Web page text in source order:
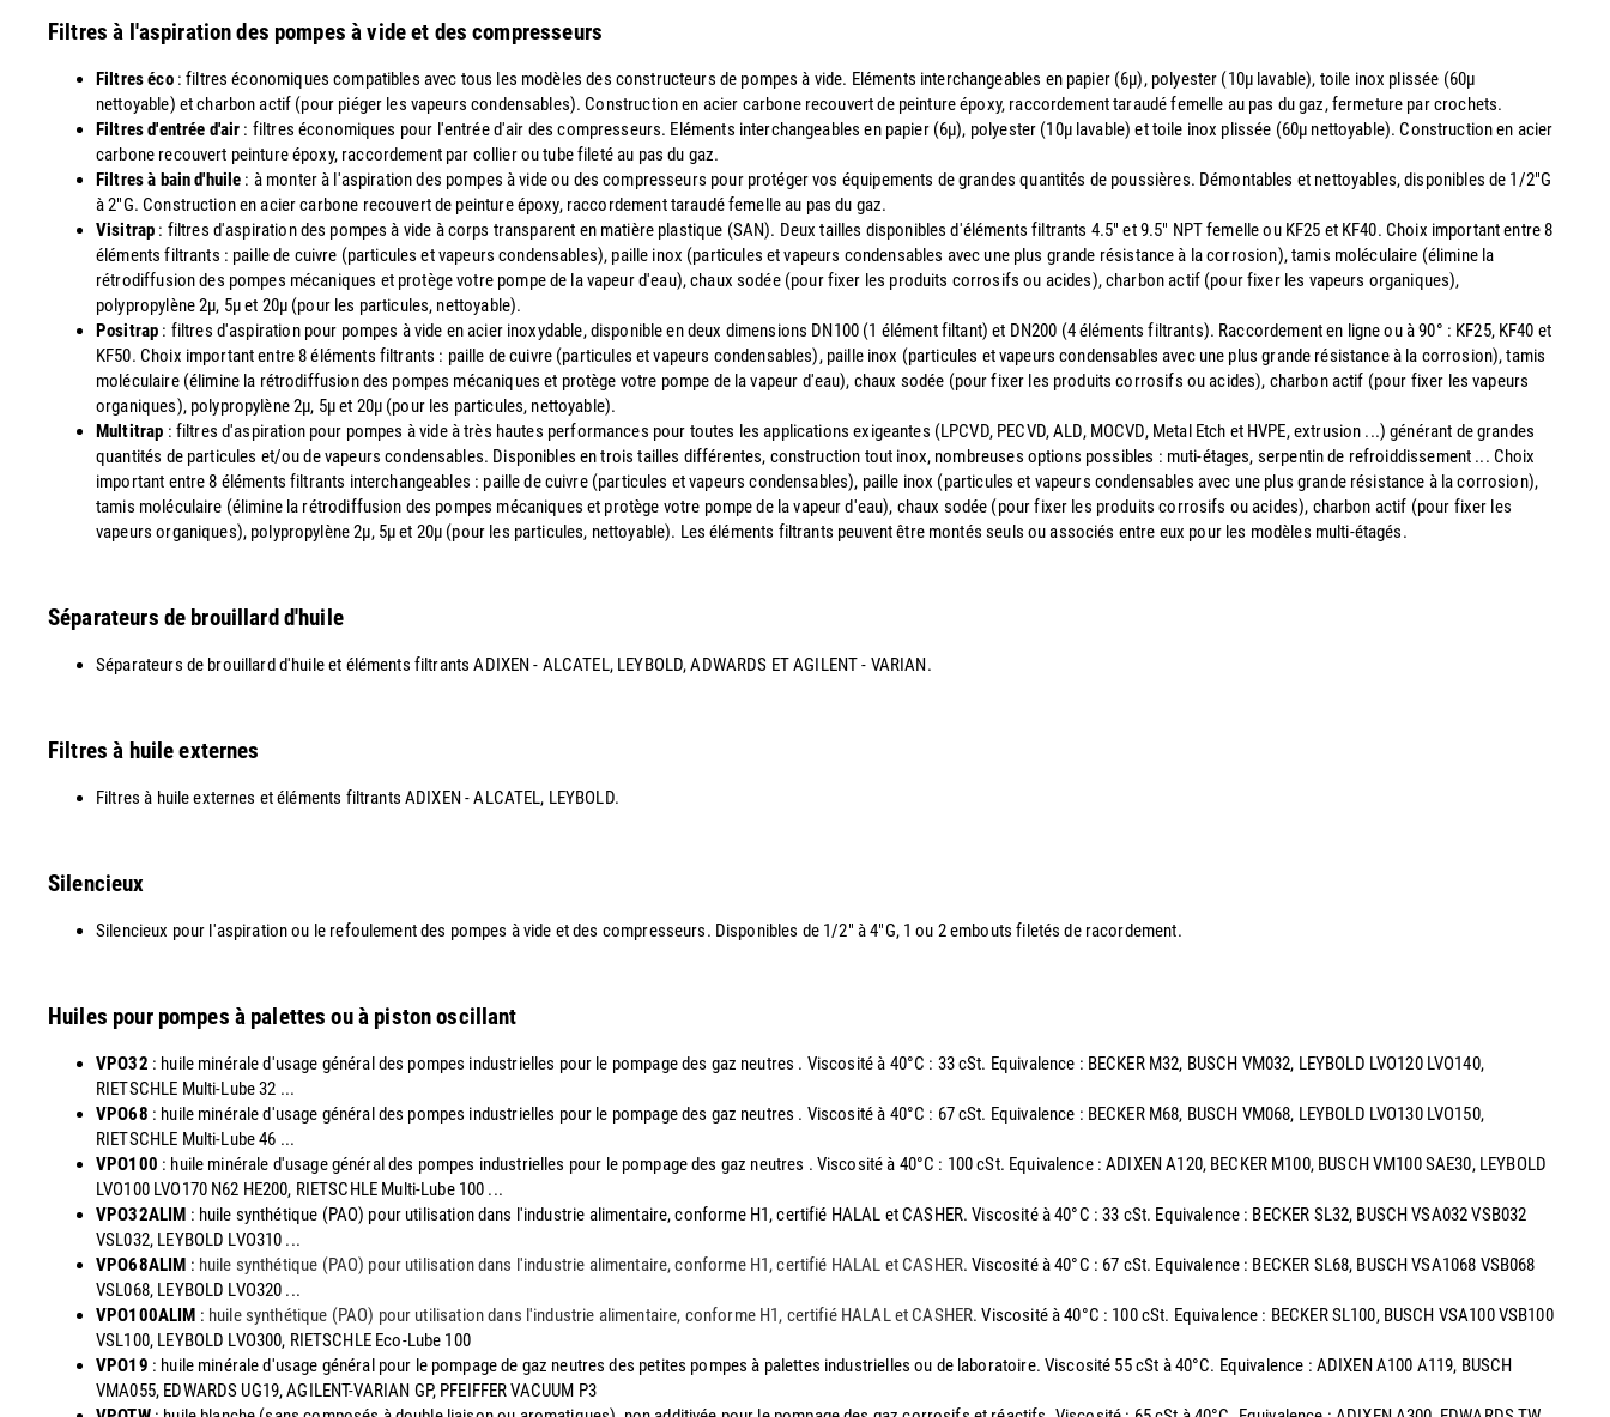
Filtres à l'aspiration des pompes à vide et des compresseurs
Filtres éco: filtres économiques compatibles avec tous les modèles des constructeurs de pompes à vide. Eléments interchangeables en papier (6µ), polyester (10µ lavable), toile inox plissée (60µ
nettoyable) et charbon actif (pour piéger les vapeurs condensables). Construction en acier carbone recouvert de peinture époxy, raccordement taraudé femelle au pas du gaz, fermeture par crochets.
Filtres d'entrée d'air : filtres économiques pour l'entrée d'air des compresseurs. Eléments interchangeables en papier (6µ), polyester (10µ lavable) et toile inox plissée (60µ nettoyable). Construction en acier
carbone recouvert peinture époxy, raccordement par collier ou tube fileté au pas du gaz.
Filtres à bain d'huile : à monter à l'aspiration des pompes à vide ou des compresseurs pour protéger vos équipements de grandes quantités de poussières. Démontables et nettoyables, disponibles de 1/2"G
à 2"G. Construction en acier carbone recouvert de peinture époxy, raccordement taraudé femelle au pas du gaz.
Visitrap : filtres d'aspiration des pompes à vide à corps transparent en matière plastique (SAN). Deux tailles disponibles d'éléments filtrants 4.5" et 9.5" NPT femelle ou KF25 et KF40. Choix important entre 8
éléments filtrants : paille de cuivre (particules et vapeurs condensables), paille inox (particules et vapeurs condensables avec une plus grande résistance à la corrosion), tamis moléculaire (élimine la
rétrodiffusion des pompes mécaniques et protège votre pompe de la vapeur d'eau), chaux sodée (pour fixer les produits corrosifs ou acides), charbon actif (pour fixer les vapeurs organiques),
polypropylène 2µ, 5µ et 20µ (pour les particules, nettoyable).
Positrap : filtres d'aspiration pour pompes à vide en acier inoxydable, disponible en deux dimensions DN100 (1 élément filtant) et DN200 (4 éléments filtrants). Raccordement en ligne ou à 90° : KF25, KF40 et
KF50. Choix important entre 8 éléments filtrants : paille de cuivre (particules et vapeurs condensables), paille inox (particules et vapeurs condensables avec une plus grande résistance à la corrosion), tamis
moléculaire (élimine la rétrodiffusion des pompes mécaniques et protège votre pompe de la vapeur d'eau), chaux sodée (pour fixer les produits corrosifs ou acides), charbon actif (pour fixer les vapeurs
organiques), polypropylène 2µ, 5µ et 20µ (pour les particules, nettoyable).
Multitrap : filtres d'aspiration pour pompes à vide à très hautes performances pour toutes les applications exigeantes (LPCVD, PECVD, ALD, MOCVD, Metal Etch et HVPE, extrusion ...) générant de grandes
quantités de particules et/ou de vapeurs condensables. Disponibles en trois tailles différentes, construction tout inox, nombreuses options possibles : muti-étages, serpentin de refroiddissement ... Choix
important entre 8 éléments filtrants interchangeables : paille de cuivre (particules et vapeurs condensables), paille inox (particules et vapeurs condensables avec une plus grande résistance à la corrosion),
tamis moléculaire (élimine la rétrodiffusion des pompes mécaniques et protège votre pompe de la vapeur d'eau), chaux sodée (pour fixer les produits corrosifs ou acides), charbon actif (pour fixer les
vapeurs organiques), polypropylène 2µ, 5µ et 20µ (pour les particules, nettoyable). Les éléments filtrants peuvent être montés seuls ou associés entre eux pour les modèles multi-étagés.
Séparateurs de brouillard d'huile
Séparateurs de brouillard d'huile et éléments filtrants ADIXEN - ALCATEL, LEYBOLD, ADWARDS ET AGILENT - VARIAN.
Filtres à huile externes
Filtres à huile externes et éléments filtrants ADIXEN - ALCATEL, LEYBOLD.
Silencieux
Silencieux pour l'aspiration ou le refoulement des pompes à vide et des compresseurs. Disponibles de 1/2" à 4"G, 1 ou 2 embouts filetés de racordement.
Huiles pour pompes à palettes ou à piston oscillant
VPO32 : huile minérale d'usage général des pompes industrielles pour le pompage des gaz neutres . Viscosité à 40°C : 33 cSt. Equivalence : BECKER M32, BUSCH VM032, LEYBOLD LVO120 LVO140,
RIETSCHLE Multi-Lube 32 ...
VPO68 : huile minérale d'usage général des pompes industrielles pour le pompage des gaz neutres . Viscosité à 40°C : 67 cSt. Equivalence : BECKER M68, BUSCH VM068, LEYBOLD LVO130 LVO150,
RIETSCHLE Multi-Lube 46 ...
VPO100 : huile minérale d'usage général des pompes industrielles pour le pompage des gaz neutres . Viscosité à 40°C : 100 cSt. Equivalence : ADIXEN A120, BECKER M100, BUSCH VM100 SAE30, LEYBOLD
LVO100 LVO170 N62 HE200, RIETSCHLE Multi-Lube 100 ...
VPO32ALIM : huile synthétique (PAO) pour utilisation dans l'industrie alimentaire, conforme H1, certifié HALAL et CASHER. Viscosité à 40°C : 33 cSt. Equivalence : BECKER SL32, BUSCH VSA032 VSB032
VSL032, LEYBOLD LVO310 ...
VPO68ALIM : huile synthétique (PAO) pour utilisation dans l'industrie alimentaire, conforme H1, certifié HALAL et CASHER. Viscosité à 40°C : 67 cSt. Equivalence : BECKER SL68, BUSCH VSA1068 VSB068
VSL068, LEYBOLD LVO320 ...
VPO100ALIM : huile synthétique (PAO) pour utilisation dans l'industrie alimentaire, conforme H1, certifié HALAL et CASHER. Viscosité à 40°C : 100 cSt. Equivalence : BECKER SL100, BUSCH VSA100 VSB100
VSL100, LEYBOLD LVO300, RIETSCHLE Eco-Lube 100
VPO19 : huile minérale d'usage général pour le pompage de gaz neutres des petites pompes à palettes industrielles ou de laboratoire. Viscosité 55 cSt à 40°C. Equivalence : ADIXEN A100 A119, BUSCH
VMA055, EDWARDS UG19, AGILENT-VARIAN GP, PFEIFFER VACUUM P3